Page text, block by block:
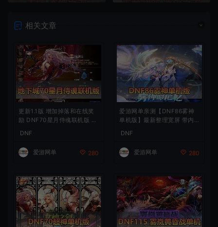
相关文章
更新1.1版 增加掉落和在线奖
励 DNF70星月侍魂联机版 新
词条 护石 辟邪玉 皮肤外观 B
UFF技能徽章 史诗装备特效
徽章 技能宝珠等 在线点 装备
DNF
爱游网单 280
爱游网单亲测【DNF86雾神
单机版】最新整理宽屏 带内
新深渊副本 技能护石 虚拟机
一键端 视频安装教学
DNF
爱游网单 280